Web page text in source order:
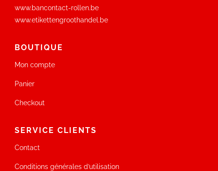
www.bancontact-rollen.be
www.etikettengroothandel.be
BOUTIQUE
Mon compte
Panier
Checkout
SERVICE CLIENTS
Contact
Conditions générales d’utilisation